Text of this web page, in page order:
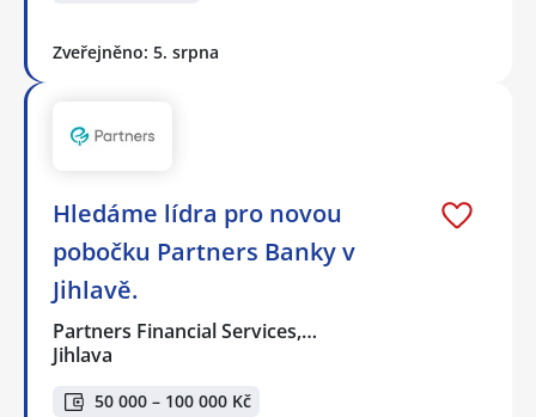
Zveřejněno: 5. srpna
Hledáme lídra pro novou
pobočku Partners Banky v
Jihlavě.
Partners Financial Services,…
Jihlava
50 000 – 100 000 Kč